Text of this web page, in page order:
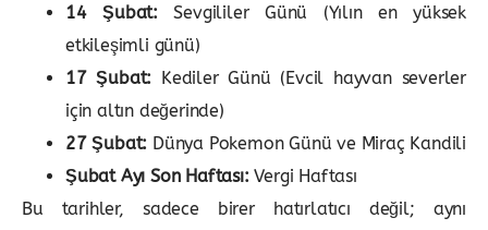
14 Şubat: Sevgililer Günü (Yılın en yüksek
etkileşimli günü)
17 Şubat: Kediler Günü (Evcil hayvan severler
için altın değerinde)
27 Şubat: Dünya Pokemon Günü ve Miraç Kandili
Şubat Ayı Son Haftası: Vergi Haftası
Bu tarihler, sadece birer hatırlatıcı değil; aynı